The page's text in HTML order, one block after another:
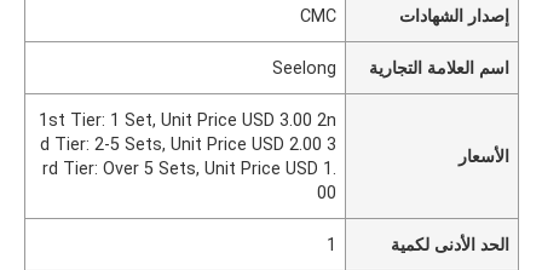
إصدار الشهادات CMC
اسم العلامة التجارية Seelong
الأسعار
1st Tier: 1 Set, Unit Price USD 3.00 2n
d Tier: 2-5 Sets, Unit Price USD 2.00 3
rd Tier: Over 5 Sets, Unit Price USD 1.
00
الحد الأدنى لكمية 1